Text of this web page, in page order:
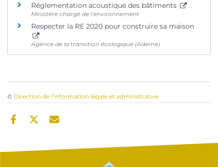
Réglementation acoustique des bâtiments
Ministère chargé de l’environnement
Respecter la RE 2020 pour construire sa maison
Agence de la transition écologique (Ademe)
© Direction de l’information légale et administrative